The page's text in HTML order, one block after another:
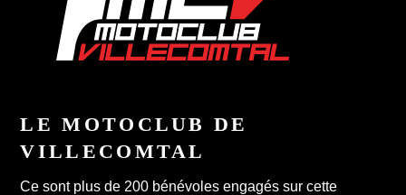
LE MOTOCLUB DE
VILLECOMTAL
Ce sont plus de 200 bénévoles engagés sur cette